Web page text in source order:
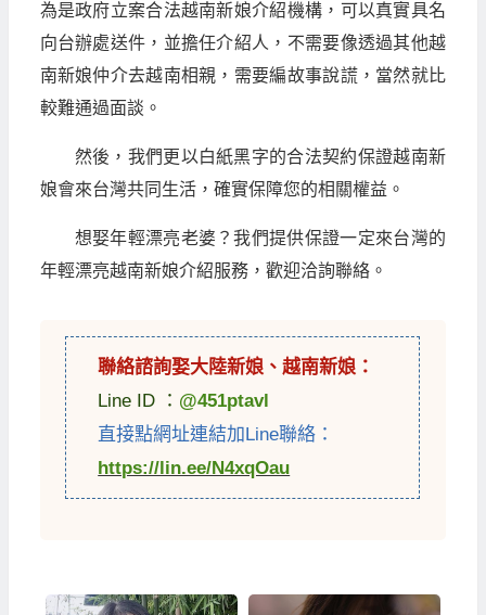
為是政府立案合法越南新娘介紹機構，可以真實具名
向台辦處送件，並擔任介紹人，不需要像透過其他越
南新娘仲介去越南相親，需要編故事說謊，當然就比
較難通過面談。
然後，我們更以白紙黑字的合法契約保證越南新
娘會來台灣共同生活，確實保障您的相關權益。
想娶年輕漂亮老婆？我們提供保證一定來台灣的
年輕漂亮越南新娘介紹服務，歡迎洽詢聯絡。
聯絡諮詢娶大陸新娘 、越南新娘 ：
Line ID ： @451ptavl
直接點網址連結加Line聯絡：
https://lin.ee/N4xqOau